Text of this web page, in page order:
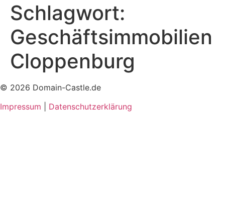
Schlagwort:
Geschäftsimmobilien
Cloppenburg
© 2026 Domain-Castle.de
Impressum
Datenschutzerklärung